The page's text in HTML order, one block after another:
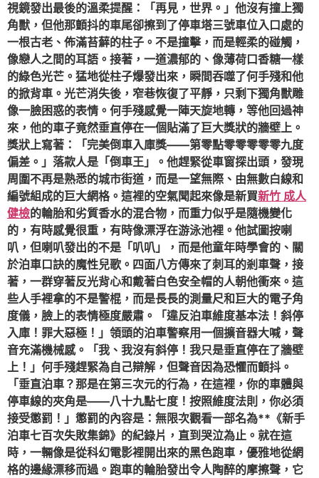
視鏡發出最後的溫柔提醒：「再見，世界。」他沒有撞上獨
角獸，但他那顫抖的車尾卻擦到了停車塔三號車位入口處的
一根古老、佈滿苔蘚的柱子。不是撞擊，而是輕柔的碰觸，
像戀人之間的耳語。接著，一道濃郁的、像薄荷口香糖一樣
的綠色光芒。猛地從柱子爆發出來，瞬間吞噬了何手殘和他
的掀背車。光芒消失後，窄巷恢復了平靜，只剩下獨角獸雕
像一臉困惑的表情。何手殘感覺一陣天旋地轉，等他回過神
來，他的車子竟然垂直停在一個貼滿了巨大獎狀的牆壁上。
獎狀上寫著：「完美倒車入庫獎——第零點零零零零零九度
偏差。」落款人是「倒車王」。他趕緊從車窗探出頭，發現
周圍不再是熟悉的城市街道，而是一望無際、由無數白線和
編號組成的巨大網格。這裡的空氣聞起來像是新買新竹 成人
健檢的輪胎和劣質香水的混合物，而重力似乎是隨機變化
的，有時感覺很重，有時像漂浮在游泳池裡。他試圖按喇
叭，但喇叭發出的不是「叭叭」，而是他童年時學會的、關
於泊車口訣的魔性兒歌。四面八方傳來了刺耳的剎車聲，接
著，一群穿著反光背心和戴著白色安全帽的人朝他衝來。這
些人手裡拿的不是警棍，而是長長的測量尺和巨大的電子角
度儀，臉上的表情極度嚴肅。「違反泊車維度基本法！斜停
入庫！罪大惡極！」領頭的泊車警察用一個擴音器大喊，聲
音充滿機械感。「我、我沒有斜停！我只是垂直停在了牆壁
上！」何手殘趕緊為自己辯解，但聲音因為恐懼而顫抖。
「垂直泊車？那是在第三次元的行為，在這裡，你的車體與
停車線的夾角是——八十九點七度！按照維度法則，你必須
接受懲罰！」懲罰的內容是：無限次觀看一部名為**《新手
泊車七百次失敗集錦》的紀錄片，直到哭泣為止。就在這
時，一輛像是從科幻電影裡開出來的黑色跑車，優雅地從網
格的邊緣漂移而過。跑車的輪胎發出令人陶醉的摩擦聲，它